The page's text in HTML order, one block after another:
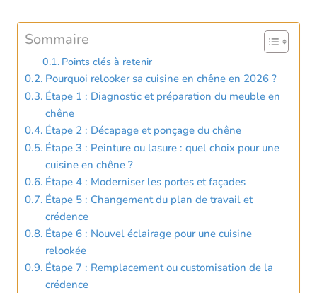
Sommaire
Points clés à retenir
Pourquoi relooker sa cuisine en chêne en 2026 ?
Étape 1 : Diagnostic et préparation du meuble en
chêne
Étape 2 : Décapage et ponçage du chêne
Étape 3 : Peinture ou lasure : quel choix pour une
cuisine en chêne ?
Étape 4 : Moderniser les portes et façades
Étape 5 : Changement du plan de travail et
crédence
Étape 6 : Nouvel éclairage pour une cuisine
relookée
Étape 7 : Remplacement ou customisation de la
crédence